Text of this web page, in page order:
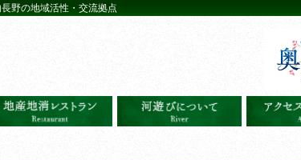
野の地域活性・交流拠点